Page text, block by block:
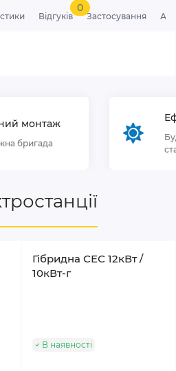
Відгуків
0
Застосування
монтаж
бригада
Гібридна СЕС 12кВт /
10кВт-г
В наявності